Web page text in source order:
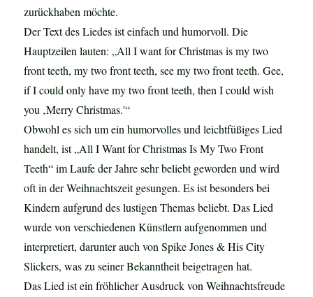
zurückhaben möchte.
Der Text des Liedes ist einfach und humorvoll. Die
Hauptzeilen lauten: „All I want for Christmas is my two
front teeth, my two front teeth, see my two front teeth. Gee,
if I could only have my two front teeth, then I could wish
you ‚Merry Christmas.'“
Obwohl es sich um ein humorvolles und leichtfüßiges Lied
handelt, ist „All I Want for Christmas Is My Two Front
Teeth“ im Laufe der Jahre sehr beliebt geworden und wird
oft in der Weihnachtszeit gesungen. Es ist besonders bei
Kindern aufgrund des lustigen Themas beliebt. Das Lied
wurde von verschiedenen Künstlern aufgenommen und
interpretiert, darunter auch von Spike Jones & His City
Slickers, was zu seiner Bekanntheit beigetragen hat.
Das Lied ist ein fröhlicher Ausdruck von Weihnachtsfreude